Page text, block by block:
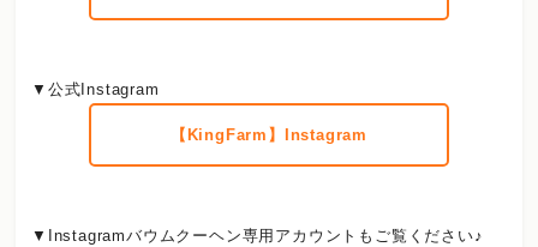
▼公式Instagram
【KingFarm】Instagram
▼Instagramバウムクーヘン専用アカウントもご覧ください♪